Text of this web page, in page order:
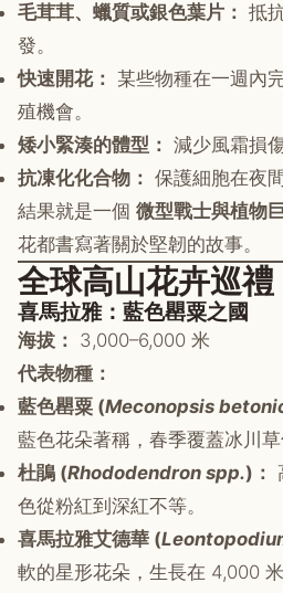
毛茸茸、蠟質或銀色葉片： 抵
發。
快速開花： 某些物種在一週內
殖機會。
矮小緊湊的體型： 減少風霜損傷
抗凍化化合物： 保護細胞在夜
結果就是一個 微型戰士與植物
花都書寫著關於堅韌的故事。
全球高山花卉巡禮
喜馬拉雅：藍色罌粟之國
海拔： 3,000–6,000 米
代表物種：
藍色罌粟 (Meconopsis
藍色花朵著稱，春季覆蓋冰川草
杜鵑 (Rhododendron spp.)：
色從粉紅到深紅不等。
喜馬拉雅艾德華 (
軟的星形花朵，生長在 4,000